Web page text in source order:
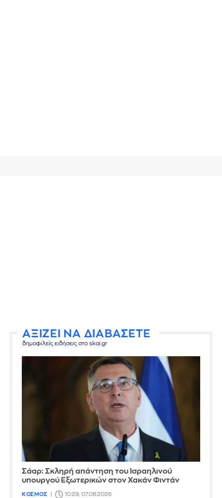
ΑΞΙΖΕΙ ΝΑ ΔΙΑΒΑΣΕΤΕ
δημοφιλείς ειδήσεις στο skai.gr
Σάαρ: Σκληρή απάντηση του Ισραηλινού
υπουργού Εξωτερικών στον Χακάν Φιντάν
ΚΟΣΜΟΣ 10:29, 07.08.2026